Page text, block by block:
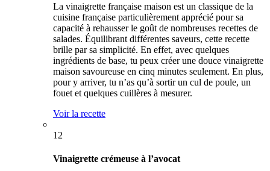
La vinaigrette française maison est un classique de la
cuisine française particulièrement apprécié pour sa
capacité à rehausser le goût de nombreuses recettes de
salades. Équilibrant différentes saveurs, cette recette
brille par sa simplicité. En effet, avec quelques
ingrédients de base, tu peux créer une douce vinaigrette
maison savoureuse en cinq minutes seulement. En plus,
pour y arriver, tu n’as qu’à sortir un cul de poule, un
fouet et quelques cuillères à mesurer.
Voir la recette
12
Vinaigrette crémeuse à l’avocat